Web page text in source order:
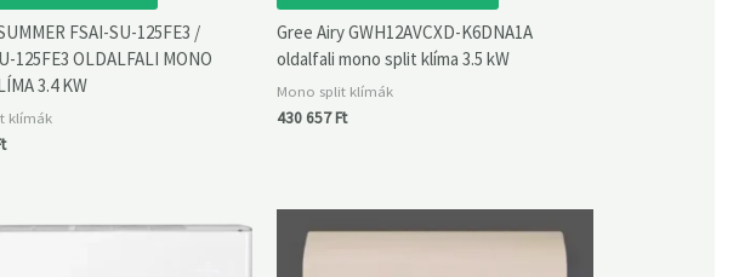
FSAI-SU-125FE3 /
125FE3 OLDALFALI MONO
3.4 KW
klímák
Gree Airy GWH12AVCXD-K6DNA1A
oldalfali mono split klíma 3.5 kW
Mono split klímák
430 657Ft